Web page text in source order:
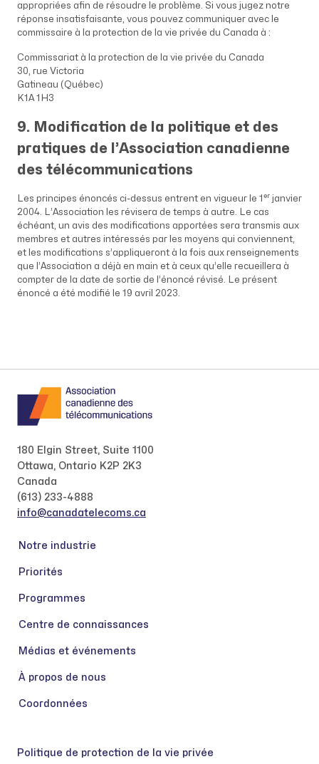
appropriées afin de résoudre le problème. Si vous jugez notre
réponse insatisfaisante, vous pouvez communiquer avec le
commissaire à la protection de la vie privée du Canada à :
Commissariat à la protection de la vie privée du Canada
30, rue Victoria
Gatineau (Québec)
K1A 1H3
9. Modification de la politique et des
pratiques de l’Association canadienne
des télécommunications
Les principes énoncés ci-dessus entrent en vigueur le 1 er janvier
2004. L’Association les révisera de temps à autre. Le cas
échéant, un avis des modifications apportées sera transmis aux
membres et autres intéressés par les moyens qui conviennent,
et les modifications s’appliqueront à la fois aux renseignements
que l’Association a déjà en main et à ceux qu’elle recueillera à
compter de la date de sortie de l’énoncé révisé. Le présent
énoncé a été modifié le 19 avril 2023.
180 Elgin Street, Suite 1100
Ottawa, Ontario K2P 2K3
Canada
(613) 233-4888
info@canadatelecoms.ca
Notre industrie
Priorités
Programmes
Centre de connaissances
Médias et événements
À propos de nous
Coordonnées
Politique de protection de la vie privée